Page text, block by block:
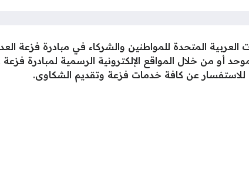
العربية المتحدة للمواطنين والشركاء في مبادرة فزعة
أو من خلال المواقع الإلكترونية الرسمية لمبادرة
للاستفسار عن كافة خدمات فزعة وتقديم الشكاوى.